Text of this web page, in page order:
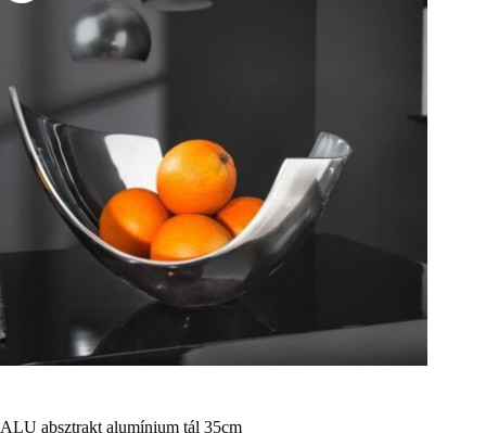
ALU absztrakt alumínium tál 35cm